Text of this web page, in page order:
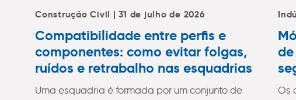
Construção Civil | 31 de julho de 2026
Compatibilidade entre perfis e
componentes: como evitar folgas,
ruídos e retrabalho nas esquadrias
Uma esquadria é formada por um conjunto de
Os